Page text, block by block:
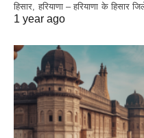
हिसार, हरियाणा – हरियाणा के हिसार
1 year ago